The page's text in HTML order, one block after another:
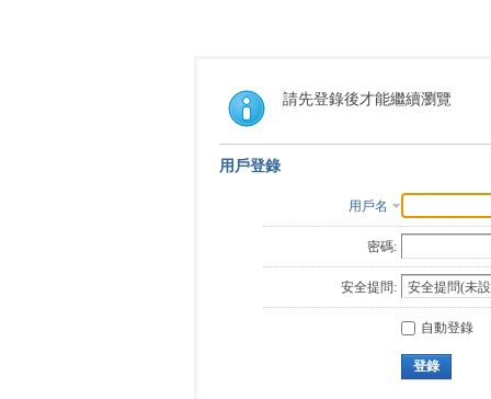
請先登錄後才能繼續瀏覽
用戶登錄
用戶名
密碼:
安全提問:
自動登錄
登錄